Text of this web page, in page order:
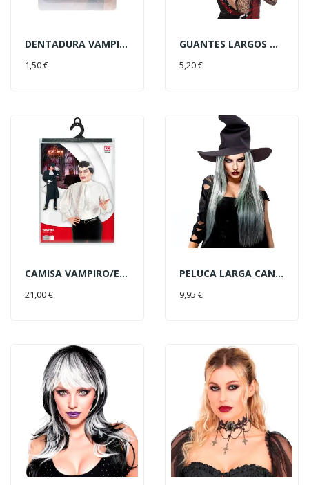
DENTADURA VAMPIRO COLMILLOS
1,50 €
GUANTES LARGOS TELARAÑA ENCAJE
5,20 €
CAMISA VAMPIRO/EPOCA T-XL
21,00 €
PELUCA LARGA CANOSA LISA
9,95 €